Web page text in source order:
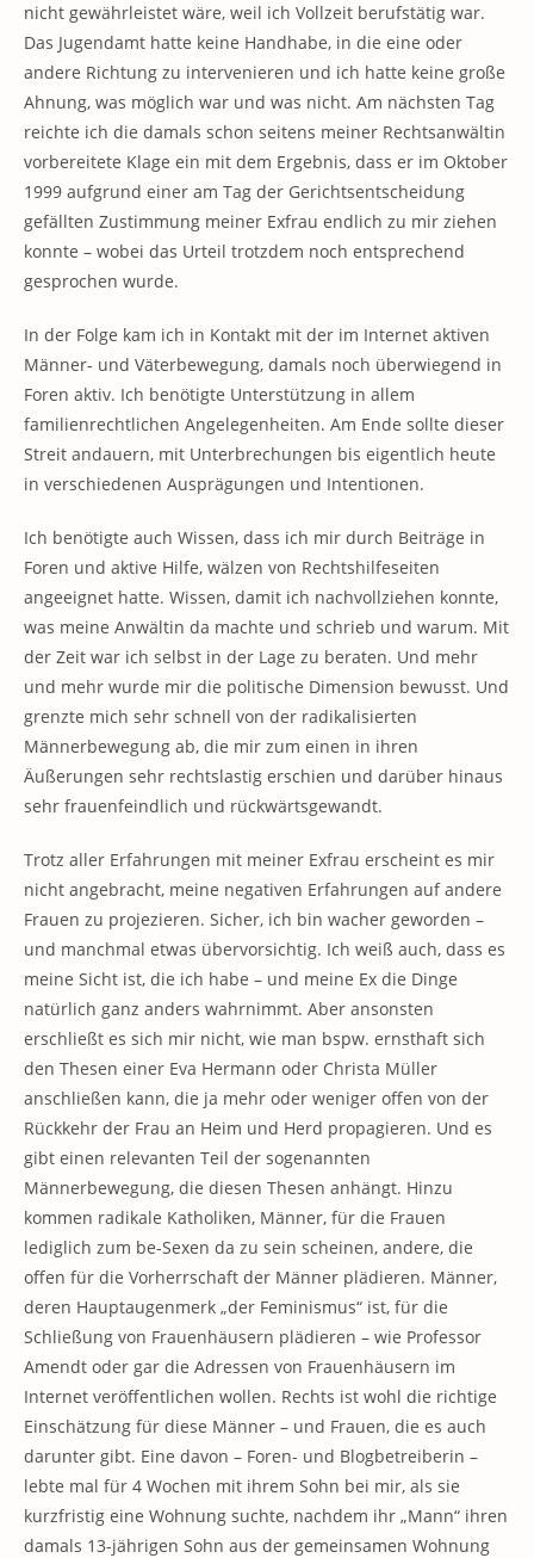
nicht gewährleistet wäre, weil ich Vollzeit berufstätig war.
Das Jugendamt hatte keine Handhabe, in die eine oder
andere Richtung zu intervenieren und ich hatte keine große
Ahnung, was möglich war und was nicht. Am nächsten Tag
reichte ich die damals schon seitens meiner Rechtsanwältin
vorbereitete Klage ein mit dem Ergebnis, dass er im Oktober
1999 aufgrund einer am Tag der Gerichtsentscheidung
gefällten Zustimmung meiner Exfrau endlich zu mir ziehen
konnte – wobei das Urteil trotzdem noch entsprechend
gesprochen wurde.
In der Folge kam ich in Kontakt mit der im Internet aktiven
Männer- und Väterbewegung, damals noch überwiegend in
Foren aktiv. Ich benötigte Unterstützung in allem
familienrechtlichen Angelegenheiten. Am Ende sollte dieser
Streit andauern, mit Unterbrechungen bis eigentlich heute
in verschiedenen Ausprägungen und Intentionen.
Ich benötigte auch Wissen, dass ich mir durch Beiträge in
Foren und aktive Hilfe, wälzen von Rechtshilfeseiten
angeeignet hatte. Wissen, damit ich nachvollziehen konnte,
was meine Anwältin da machte und schrieb und warum. Mit
der Zeit war ich selbst in der Lage zu beraten. Und mehr
und mehr wurde mir die politische Dimension bewusst. Und
grenzte mich sehr schnell von der radikalisierten
Männerbewegung ab, die mir zum einen in ihren
Äußerungen sehr rechtslastig erschien und darüber hinaus
sehr frauenfeindlich und rückwärtsgewandt.
Trotz aller Erfahrungen mit meiner Exfrau erscheint es mir
nicht angebracht, meine negativen Erfahrungen auf andere
Frauen zu projezieren. Sicher, ich bin wacher geworden –
und manchmal etwas übervorsichtig. Ich weiß auch, dass es
meine Sicht ist, die ich habe – und meine Ex die Dinge
natürlich ganz anders wahrnimmt. Aber ansonsten
erschließt es sich mir nicht, wie man bspw. ernsthaft sich
den Thesen einer Eva Hermann oder Christa Müller
anschließen kann, die ja mehr oder weniger offen von der
Rückkehr der Frau an Heim und Herd propagieren. Und es
gibt einen relevanten Teil der sogenannten
Männerbewegung, die diesen Thesen anhängt. Hinzu
kommen radikale Katholiken, Männer, für die Frauen
lediglich zum be-Sexen da zu sein scheinen, andere, die
offen für die Vorherrschaft der Männer plädieren. Männer,
deren Hauptaugenmerk „der Feminismus“ ist, für die
Schließung von Frauenhäusern plädieren – wie Professor
Amendt oder gar die Adressen von Frauenhäusern im
Internet veröffentlichen wollen. Rechts ist wohl die richtige
Einschätzung für diese Männer – und Frauen, die es auch
darunter gibt. Eine davon – Foren- und Blogbetreiberin –
lebte mal für 4 Wochen mit ihrem Sohn bei mir, als sie
kurzfristig eine Wohnung suchte, nachdem ihr „Mann“ ihren
damals 13-jährigen Sohn aus der gemeinsamen Wohnung